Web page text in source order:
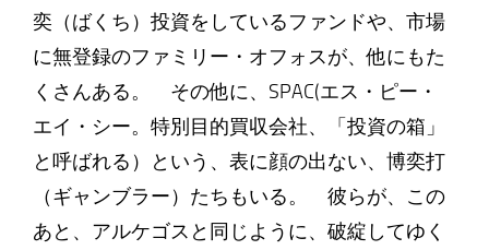
奕（ばくち）投資をしているファンドや、市場
に無登録のファミリー・オフォスが、他にもた
くさんある。 その他に、SPAC(エス・ピー・
エイ・シー。特別目的買収会社、「投資の箱」
と呼ばれる）という、表に顔の出ない、博奕打
（ギャンブラー）たちもいる。 彼らが、この
あと、アルケゴスと同じように、破綻してゆく